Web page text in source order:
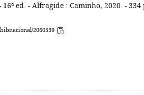
16ª ed. - Alfragide : Caminho, 2020. - 334
2060539